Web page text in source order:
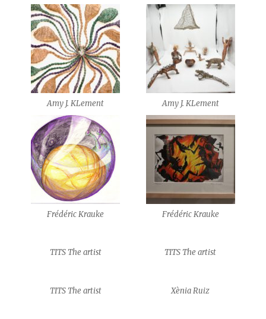
Amy J. KLement Amy J. KLement
Frédéric Krauke Frédéric Krauke
TITS The artist TITS The artist
TITS The artist Xènia Ruiz